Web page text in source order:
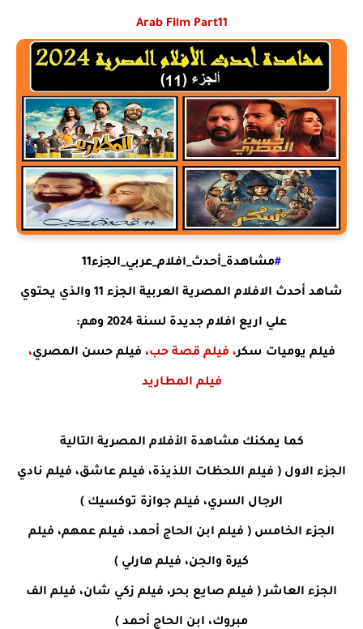
Arab Film Part11
#مشاهدة_أحدث_افلام_عربي_الجزء11
شاهد أحدث الافلام المصرية العربية الجزء 11 والذي يحتوي
علي اريع افلام جديدة لسنة 2024 وهم:
فيلم يوميات سكر، فيلم قصة حب، فيلم حسن المصري،
فيلم المطاريد
كما يمكنك مشاهدة الأفلام المصرية التالية
الجزء الاول ( فيلم اللحظات اللذيذة، فيلم عاشق، فيلم نادي
الرجال السري، فيلم جوازة توكسيك )
الجزء الخامس ( فيلم ابن الحاج أحمد، فيلم عمهم، فيلم
كيرة والجن، فيلم هارلي )
الجزء العاشر ( فيلم صايع بحر، فيلم زكي شان، فيلم الف
مبروك، ابن الحاج أحمد )